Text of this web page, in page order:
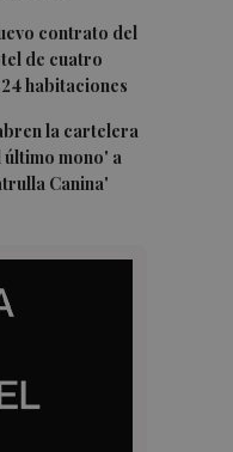
contrato del
de cuatro
habitaciones
la cartelera
último mono' a
Canina'